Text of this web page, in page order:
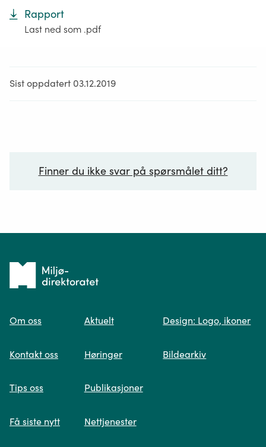
Rapport
Last ned som .pdf
Sist oppdatert 03.12.2019
Finner du ikke svar på spørsmålet ditt?
Spør oss
søk og viser deg vår mest relevante
Tilbake
forsiden
Om oss
Kontakt oss
Tips oss
Få siste nytt
Aktuelt
Høringer
Publikasjoner
Nettjenester
Design: Logo, ikoner
Bildearkiv